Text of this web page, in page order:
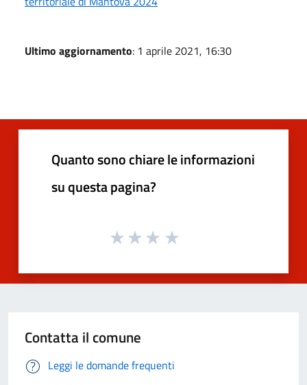
Ultimo aggiornamento: 1 aprile 2021, 16:30
Quanto sono chiare le informazioni
su questa pagina?
Contatta il comune
Leggi le domande frequenti